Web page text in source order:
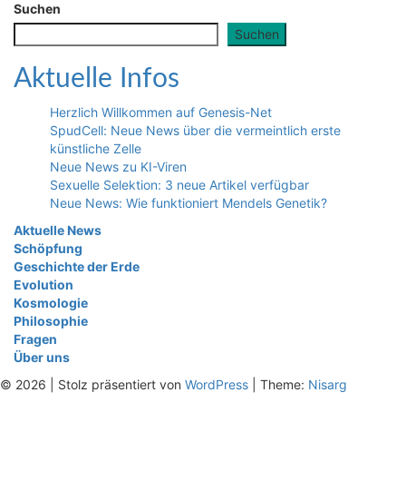
Suchen
Suchen
Aktuelle Infos
Herzlich Willkommen auf Genesis-Net
SpudCell: Neue News über die vermeintlich erste
künstliche Zelle
Neue News zu KI-Viren
Sexuelle Selektion: 3 neue Artikel verfügbar
Neue News: Wie funktioniert Mendels Genetik?
Aktuelle News
Schöpfung
Geschichte der Erde
Evolution
Kosmologie
Philosophie
Fragen
Über uns
© 2026
Stolz präsentiert von WordPress Theme: Nisarg